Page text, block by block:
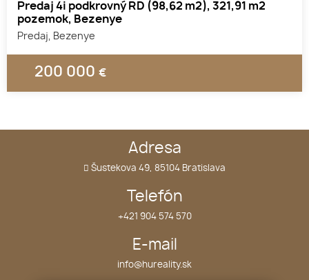
Predaj 4i podkrovný RD (98,62 m2), 321,91 m2
pozemok, Bezenye
Predaj, Bezenye
200 000 €
Adresa
Šustekova 49, 85104 Bratislava
Telefón
+421 904 574 570
E-mail
info@hureality.sk